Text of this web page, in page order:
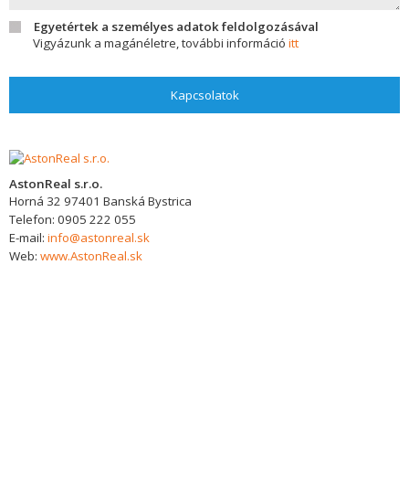
Egyetértek a személyes adatok feldolgozásával
Vigyázunk a magánéletre, további információ itt
Kapcsolatok
AstonReal s.r.o.
Horná 32 97401 Banská Bystrica
Telefon: 0905 222 055
E-mail: info@astonreal.sk
Web: www.AstonReal.sk